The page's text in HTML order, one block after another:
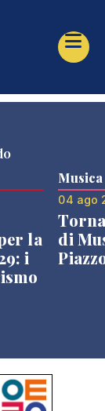
la
i
Musica
04 ago
di